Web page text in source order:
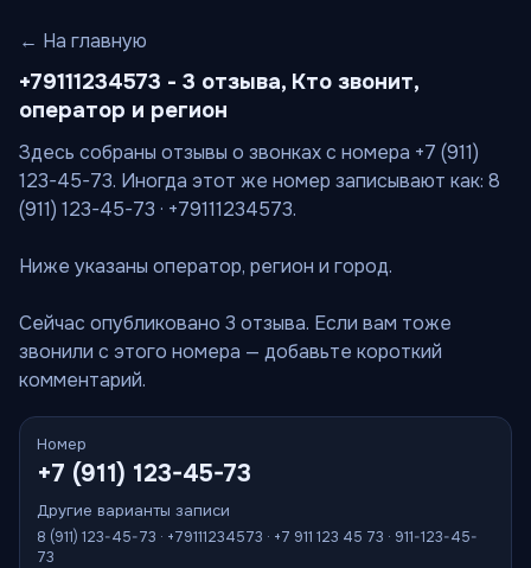
← На главную
+79111234573 - 3 отзыва, Кто звонит,
оператор и регион
Здесь собраны отзывы о звонках с номера +7 (911)
123-45-73. Иногда этот же номер записывают как: 8
(911) 123-45-73 · +79111234573.
Ниже указаны оператор, регион и город.
Сейчас опубликовано 3 отзыва. Если вам тоже
звонили с этого номера — добавьте короткий
комментарий.
Номер
+7 (911) 123-45-73
Другие варианты записи
8 (911) 123-45-73 · +79111234573 · +7 911 123 45 73 · 911-123-45-
73